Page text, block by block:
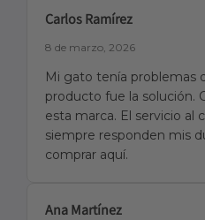
Carlos Ramírez
8 de marzo, 2026
Mi gato tenía problemas
producto fue la solución.
esta marca. El servicio al
siempre responden mis
comprar aquí.
Ana Martínez